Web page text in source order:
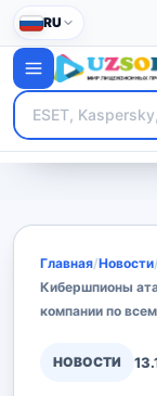
RU
Главная/Новости/
Кибершпионы
компании по
НОВОСТИ